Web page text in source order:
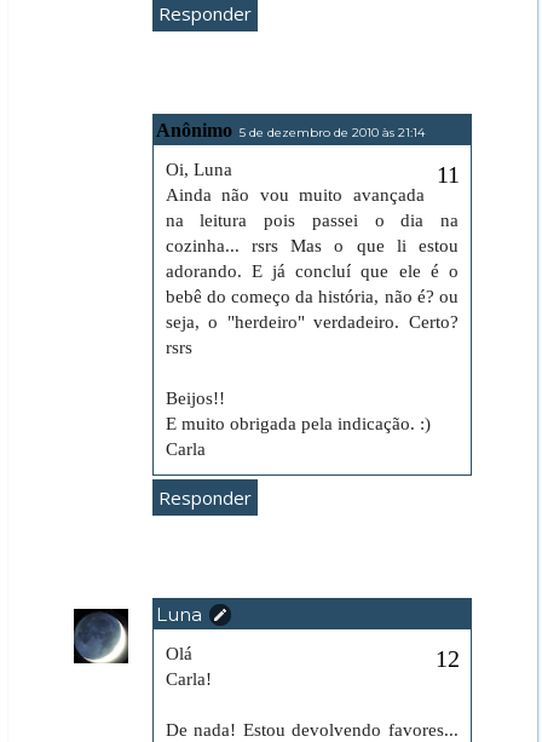
Responder
Anônimo 5 de dezembro de 2010 às 21:14
Oi, Luna
Ainda não vou muito avançada
na leitura pois passei o dia na
cozinha... rsrs Mas o que li estou
adorando. E já concluí que ele é o
bebê do começo da história, não é? ou
seja, o "herdeiro" verdadeiro. Certo?
rsrs
Beijos!!
E muito obrigada pela indicação. :)
Carla
Responder
Luna
Olá
Carla!
De nada! Estou devolvendo favores...